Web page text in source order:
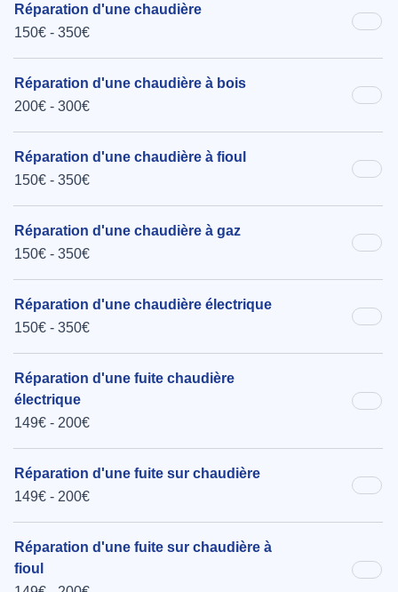
Réparation d'une chaudière
150€ - 350€
Réparation d'une chaudière à bois
200€ - 300€
Réparation d'une chaudière à fioul
150€ - 350€
Réparation d'une chaudière à gaz
150€ - 350€
Réparation d'une chaudière électrique
150€ - 350€
Réparation d'une fuite chaudière
électrique
149€ - 200€
Réparation d'une fuite sur chaudière
149€ - 200€
Réparation d'une fuite sur chaudière à
fioul